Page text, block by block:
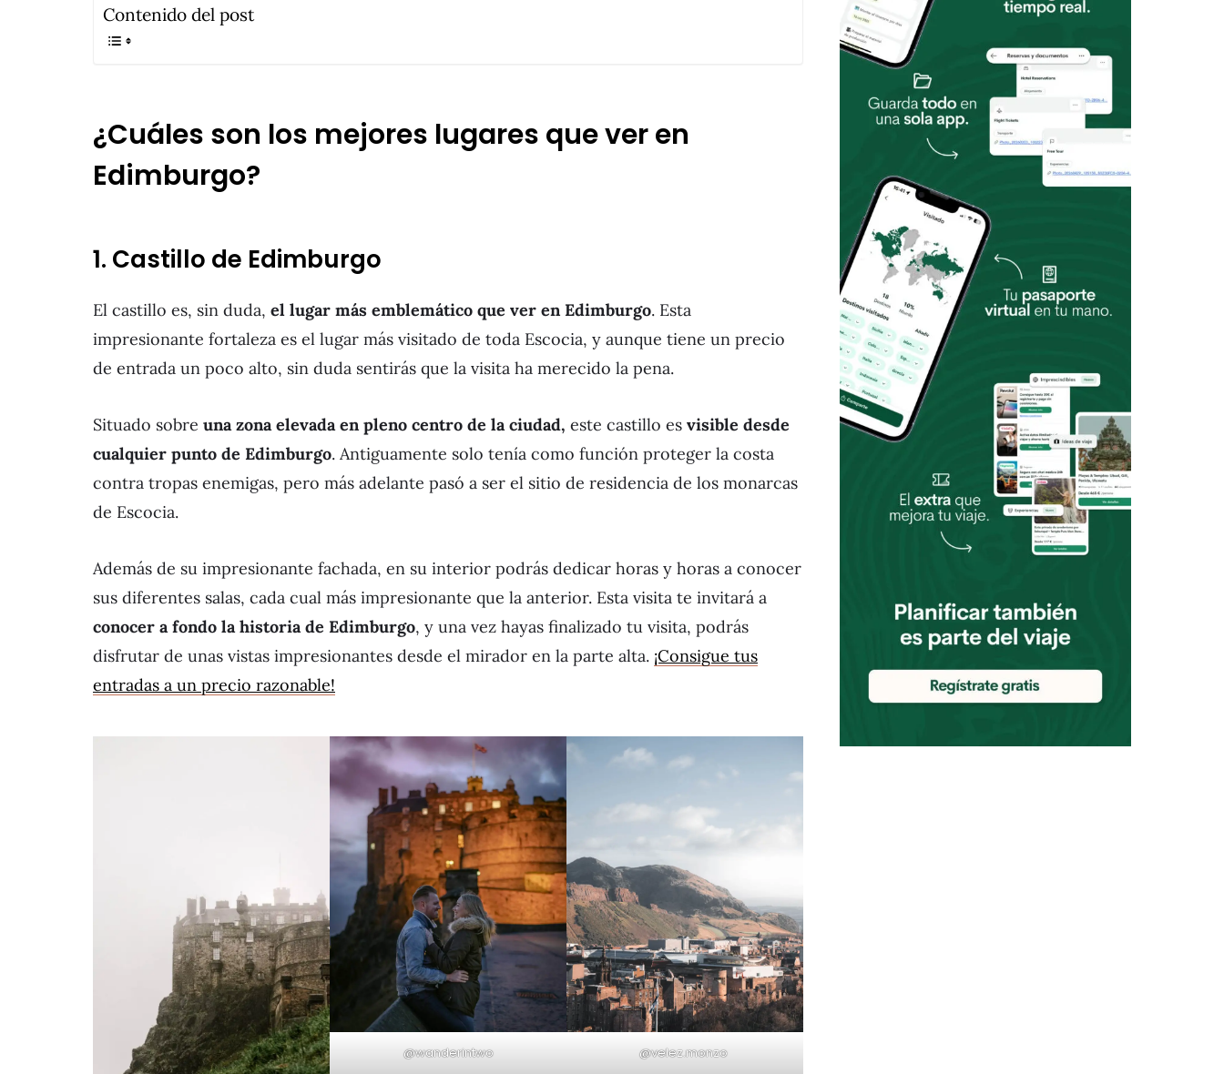
Contenido del post
¿Cuáles son los mejores lugares que ver en
Edimburgo?
1. Castillo de Edimburgo
El castillo es, sin duda, el lugar más emblemático que ver en Edimburgo. Esta
impresionante fortaleza es el lugar más visitado de toda Escocia, y aunque tiene un precio
de entrada un poco alto, sin duda sentirás que la visita ha merecido la pena.
Situado sobre una zona elevada en pleno centro de la ciudad, este castillo es visible desde
cualquier punto de Edimburgo. Antiguamente solo tenía como función proteger la costa
contra tropas enemigas, pero más adelante pasó a ser el sitio de residencia de los monarcas
de Escocia.
Además de su impresionante fachada, en su interior podrás dedicar horas y horas a conocer
sus diferentes salas, cada cual más impresionante que la anterior. Esta visita te invitará a
conocer a fondo la historia de Edimburgo, y una vez hayas finalizado tu visita, podrás
disfrutar de unas vistas impresionantes desde el mirador en la parte alta. ¡Consigue tus
entradas a un precio razonable!
@wanderintwo @velez.monzo